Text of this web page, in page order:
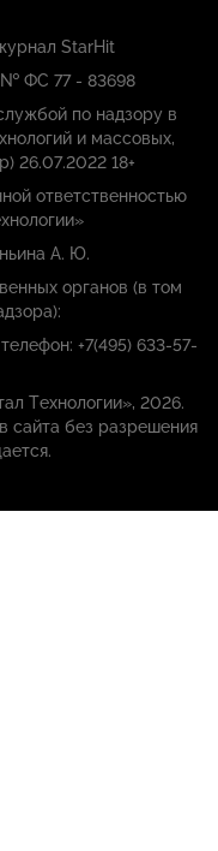
StarHit
№ ФС 77 - 83698
по надзору в
и массовых,
26.07.2022 18+
ответственностью
А. Ю.
органов (в том
+7(495) 633-57-
Технологии», 2026.
сайта без разрешения